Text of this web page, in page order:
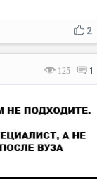
2
125 1